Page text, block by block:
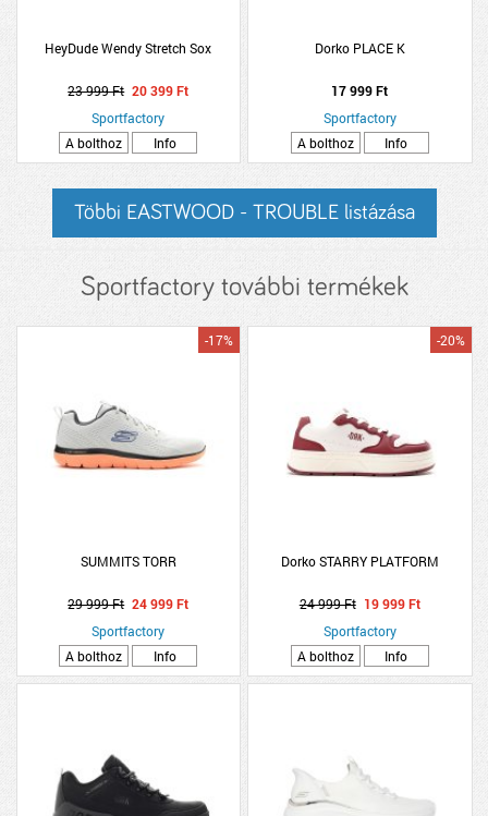
HeyDude Wendy Stretch Sox
23 999 Ft 20 399 Ft
Sportfactory
A bolthoz
Info
Dorko PLACE K
17 999 Ft
Sportfactory
A bolthoz
Info
Többi EASTWOOD - TROUBLE listázása
Sportfactory további termékek
SUMMITS TORR
-17%
29 999 Ft 24 999 Ft
Sportfactory
A bolthoz
Info
Dorko STARRY PLATFORM
-20%
24 999 Ft 19 999 Ft
Sportfactory
A bolthoz
Info